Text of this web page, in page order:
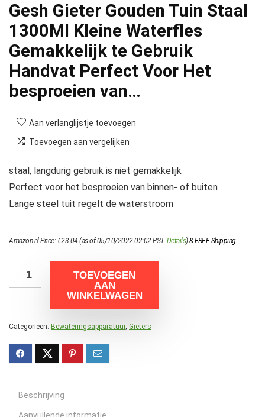
Gesh Gieter Gouden Tuin Staal
1300Ml Kleine Waterfles
Gemakkelijk te Gebruik
Handvat Perfect Voor Het
besproeien van…
Aan verlanglijstje toevoegen
Toevoegen aan vergelijken
staal, langdurig gebruik is niet gemakkelijk
Perfect voor het besproeien van binnen- of buiten
Lange steel tuit regelt de waterstroom
Amazon.nl Price:€23.04 (as of 05/10/2022 02:02 PST-Details)&FREE Shipping.
TOEVOEGEN
AAN
WINKELWAGEN
Categorieën: Bewateringsapparatuur, Gieters
Beschrijving